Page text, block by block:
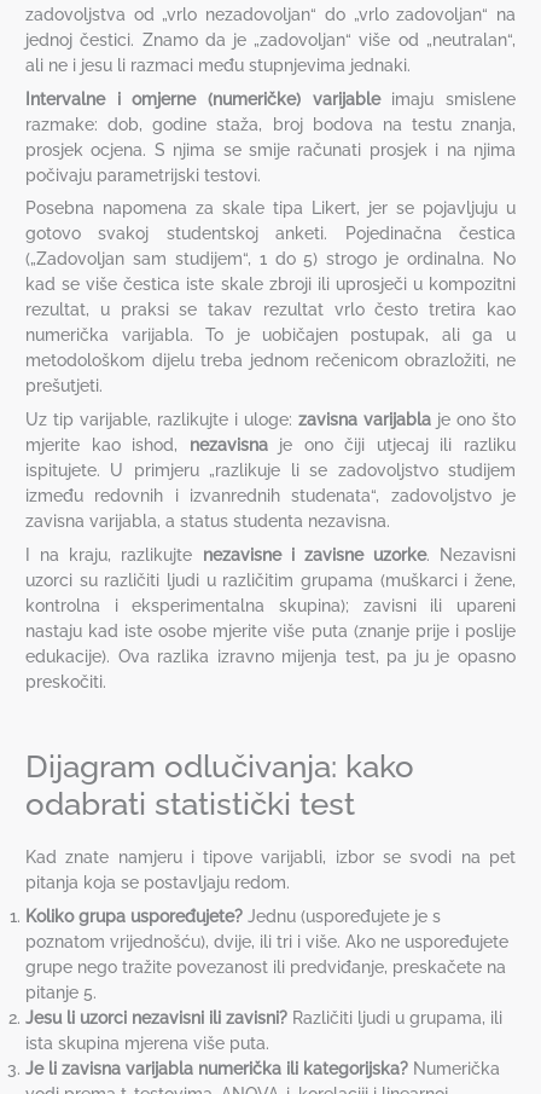
zadovoljstva od „vrlo nezadovoljan“ do „vrlo zadovoljan“ na
jednoj čestici. Znamo da je „zadovoljan“ više od „neutralan“,
ali ne i jesu li razmaci među stupnjevima jednaki.
Intervalne i omjerne (numeričke) varijableimaju smislene
razmake: dob, godine staža, broj bodova na testu znanja,
prosjek ocjena. S njima se smije računati prosjek i na njima
počivaju parametrijski testovi.
Posebna napomena za skale tipa Likert, jer se pojavljuju u
gotovo svakoj studentskoj anketi. Pojedinačna čestica
(„Zadovoljan sam studijem“, 1 do 5) strogo je ordinalna. No
kad se više čestica iste skale zbroji ili uprosječi u kompozitni
rezultat, u praksi se takav rezultat vrlo često tretira kao
numerička varijabla. To je uobičajen postupak, ali ga u
metodološkom dijelu treba jednom rečenicom obrazložiti, ne
prešutjeti.
Uz tip varijable, razlikujte i uloge: zavisna varijabla je ono što
mjerite kao ishod, nezavisnaje ono čiji utjecaj ili razliku
ispitujete. U primjeru „razlikuje li se zadovoljstvo studijem
između redovnih i izvanrednih studenata“, zadovoljstvo je
zavisna varijabla, a status studenta nezavisna.
I na kraju, razlikujte nezavisne i zavisne uzorke. Nezavisni
uzorci su različiti ljudi u različitim grupama (muškarci i žene,
kontrolna i eksperimentalna skupina); zavisni ili upareni
nastaju kad iste osobe mjerite više puta (znanje prije i poslije
edukacije). Ova razlika izravno mijenja test, pa ju je opasno
preskočiti.
Dijagram odlučivanja: kako
odabrati statistički test
Kad znate namjeru i tipove varijabli, izbor se svodi na pet
pitanja koja se postavljaju redom.
Koliko grupa uspoređujete? Jednu (uspoređujete je s
poznatom vrijednošću), dvije, ili tri i više. Ako ne uspoređujete
grupe nego tražite povezanost ili predviđanje, preskačete na
pitanje 5.
Jesu li uzorci nezavisni ili zavisni? Različiti ljudi u grupama, ili
ista skupina mjerena više puta.
Je li zavisna varijabla numerička ili kategorijska? Numerička